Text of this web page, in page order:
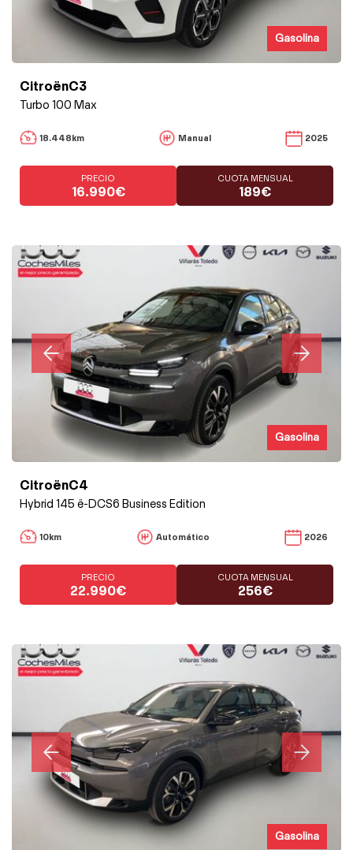
Gasolina
CitroënC3
Turbo 100 Max
18.448km Manual 2025
PRECIO
16.990€
CUOTA MENSUAL
189€
Gasolina
CitroënC4
Hybrid 145 ë-DCS6 Business Edition
10km Automático 2026
PRECIO
22.990€
CUOTA MENSUAL
256€
Gasolina